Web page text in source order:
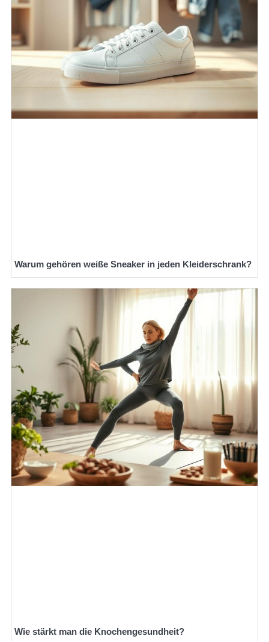
Warum gehören weiße Sneaker in jeden Kleiderschrank?
Wie stärkt man die Knochengesundheit?